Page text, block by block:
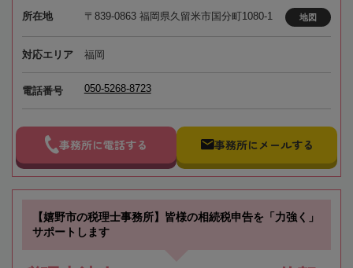
所在地 〒839-0863 福岡県久留米市国分町1080-1 地図
対応エリア 福岡
電話番号 050-5268-8723
事務所に電話する 事務所にメールする
【嬉野市の税理士事務所】皆様の相続税申告を「力強く」
サポートします